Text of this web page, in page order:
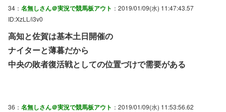
34： 名無しさん＠実況で競馬板アウト ：2019/01/09(水) 11:47:43.57
ID:XzLL/i3v0
高知と佐賀は基本土日開催の
ナイターと薄暮だから
中央の敗者復活戦としての位置づけで需要がある
36： 名無しさん＠実況で競馬板アウト ：2019/01/09(水) 11:53:56.62